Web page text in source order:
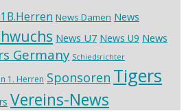
News Damen News
News U7 News U9 News
Germany Schiedsrichter
1. Herren Sponsoren Tigers
Vereins-News